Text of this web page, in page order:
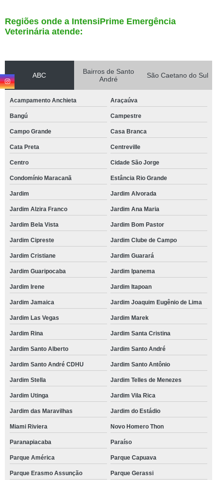
Regiões onde a IntensiPrime Emergência
Veterinária atende:
ABC
Bairros de Santo
André
São Caetano do Sul
Acampamento Anchieta Araçaúva
Bangú Campestre
Campo Grande Casa Branca
Cata Preta Centreville
Centro Cidade São Jorge
Condomínio Maracanã Estância Rio Grande
Jardim Jardim Alvorada
Jardim Alzira Franco Jardim Ana Maria
Jardim Bela Vista Jardim Bom Pastor
Jardim Cipreste Jardim Clube de Campo
Jardim Cristiane Jardim Guarará
Jardim Guaripocaba Jardim Ipanema
Jardim Irene Jardim Itapoan
Jardim Jamaica Jardim Joaquim Eugênio de Lima
Jardim Las Vegas Jardim Marek
Jardim Rina Jardim Santa Cristina
Jardim Santo Alberto Jardim Santo André
Jardim Santo André CDHU Jardim Santo Antônio
Jardim Stella Jardim Telles de Menezes
Jardim Utinga Jardim Vila Rica
Jardim das Maravilhas Jardim do Estádio
Miami Riviera Novo Homero Thon
Paranapiacaba Paraíso
Parque América Parque Capuava
Parque Erasmo Assunção Parque Gerassi